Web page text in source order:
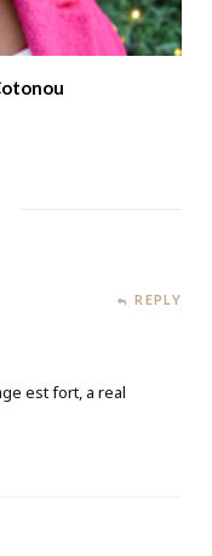
REPLY
est fort, a real